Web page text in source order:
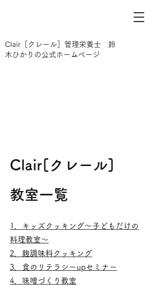
Clair［クレール］管理栄養士 鈴
木ひかりの公式ホームページ
Clair[クレール]
​教室一覧
1．キッズクッキング～子どもだけの
料理教室～
2．麹調味料クッキング
3．食のリテラシーupセミナー
​4．味噌づくり教室